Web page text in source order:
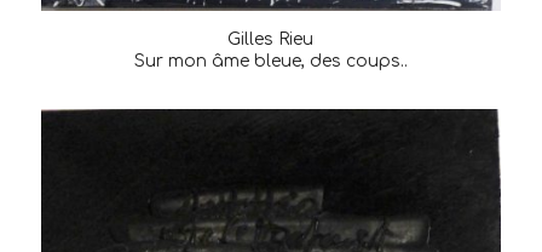
Gilles Rieu
Sur mon âme bleue, des coups..